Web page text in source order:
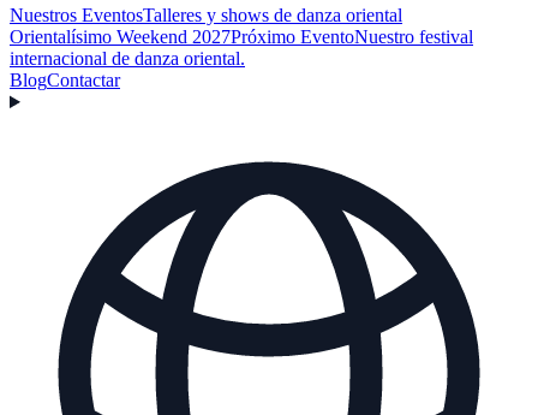
Nuestros EventosTalleres y shows de danza oriental
Orientalísimo Weekend 2027Próximo EventoNuestro festival
internacional de danza oriental.
BlogContactar